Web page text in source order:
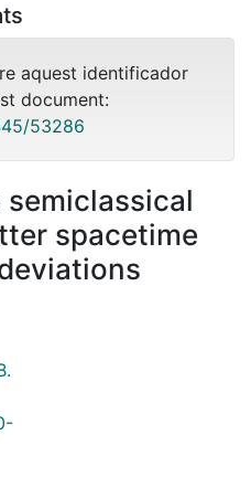
aquest identificador
document:
53286
spacetime